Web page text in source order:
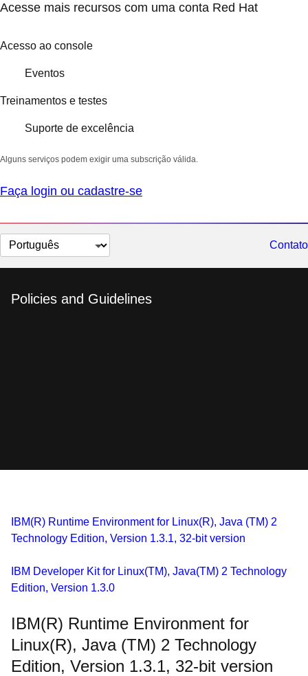
Acesse mais recursos com uma conta Red Hat
Acesso ao console
Eventos
Treinamentos e testes
Suporte de excelência
Alguns serviços podem exigir uma subscrição válida.
Faça login ou cadastre-se
Selecionar
idioma
Contato
Policies and Guidelines
IBM(R) Runtime Environment for Linux(R), Java (TM) 2
Technology Edition, Version 1.3.1, 32-bit version
IBM Developer Kit for Linux(TM), Java(TM) 2 Technology
Edition, Version 1.3.0
IBM(R) Runtime Environment for
Linux(R), Java (TM) 2 Technology
Edition, Version 1.3.1, 32-bit version